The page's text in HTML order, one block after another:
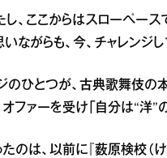
し、ここからはスローペー
いながらも、今、チャレンジ
のひとつが、古典歌舞伎の
オファーを受け「自分は“洋
たのは、以前に『薮原検校